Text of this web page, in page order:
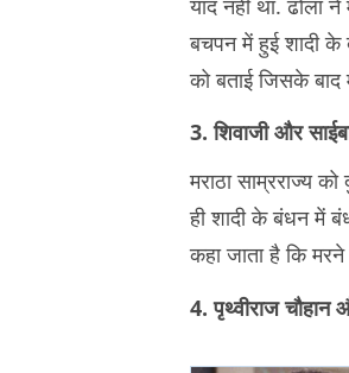
बचपन में हुई शादी के
को बताई जिसके
3. शिवाजी और
मराठा साम्रराज्य
ही शादी के बंधन में
कहा जाता है कि
4. पृथ्वीराज चौहान